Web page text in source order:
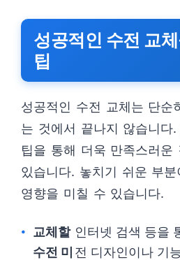
성공적인 수전 교
팁
성공적인 수전 교체는 단순
는 것에서 끝나지 않습니다
팁을 통해 더욱 만족스러운
있습니다. 놓치기 쉬운 부
영향을 미칠 수 있습니다.
교체할
수전 미
인터넷 검색 등을
전 디자인이나 기